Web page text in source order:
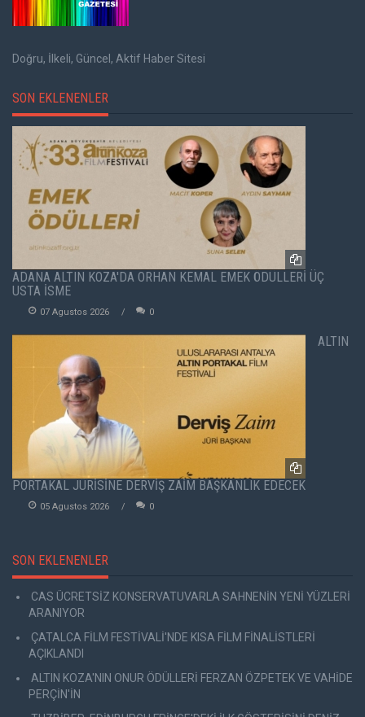
Doğru, İlkeli, Güncel, Aktif Haber Sitesi
SON EKLENENLER
ADANA ALTIN KOZA'DA ORHAN KEMAL EMEK ÖDÜLLERİ ÜÇ
USTA İSME
07 Agustos 2026 0
ALTIN
PORTAKAL JÜRİSİNE DERVİŞ ZAİM BAŞKANLIK EDECEK
05 Agustos 2026 0
SON EKLENENLER
CAS ÜCRETSİZ KONSERVATUVARLA SAHNENİN YENİ YÜZLERİ
ARANIYOR
ÇATALCA FİLM FESTİVALİ'NDE KISA FİLM FİNALİSTLERİ
AÇIKLANDI
ALTIN KOZA'NIN ONUR ÖDÜLLERİ FERZAN ÖZPETEK VE VAHİDE
PERÇİN'İN